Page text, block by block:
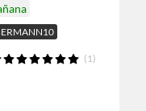
(1)